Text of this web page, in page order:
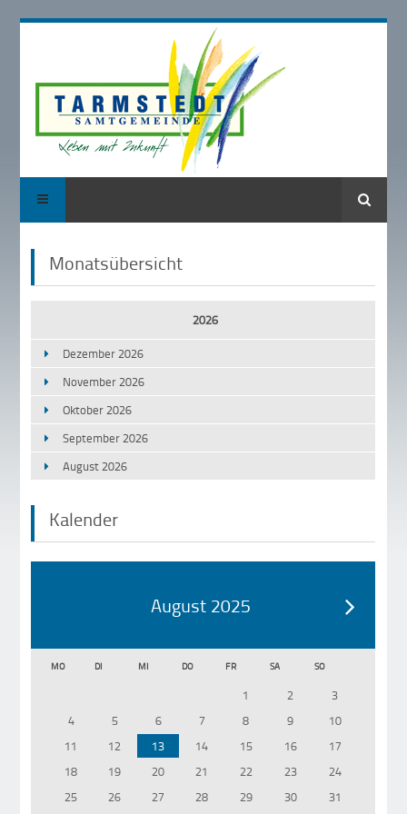
Suche
Monatsübersicht
2026
Dezember 2026
November 2026
Oktober 2026
September 2026
August 2026
Kalender
August 2025
MO DI MI DO FR SA SO
1 2
3
4
5 6 7 8 9
10
11
12 13 14 15 16
17
18
19 20 21 22 23
24
25
26 27 28 29 30 31